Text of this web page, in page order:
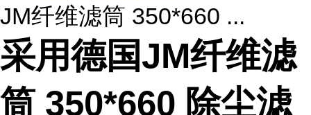
JM纤维滤筒 350*660 ...
采用德国JM纤维滤
筒 350*660 除尘滤